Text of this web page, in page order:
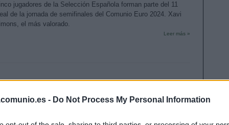
- Do Not Process My Personal Information
jugadores de la Selección Española forman parte del 11
de la jornada de semifinales del Comunio Euro 2024. Xavi
el más valorado.
Leer más »
Euro 2024: el 11 ideal de los cuartos de final
julio 2024 PorJesus Gallo
la jornada de cuartos de final del Comunio Euro 2024. Dani